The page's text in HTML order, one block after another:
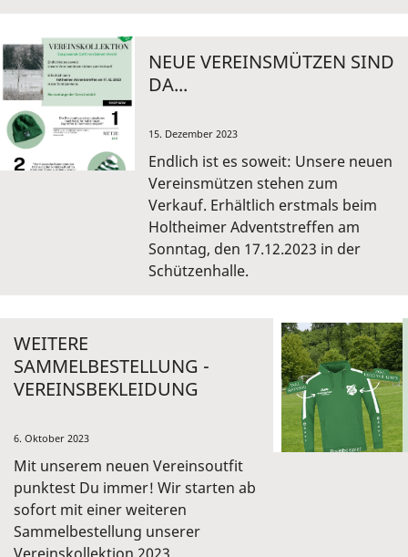
NEUE VEREINSMÜTZEN SIND
DA...
15. Dezember 2023
Endlich ist es soweit: Unsere neuen
Vereinsmützen stehen zum
Verkauf. Erhältlich erstmals beim
Holtheimer Adventstreffen am
Sonntag, den 17.12.2023 in der
Schützenhalle.
WEITERE
SAMMELBESTELLUNG -
VEREINSBEKLEIDUNG
6. Oktober 2023
Mit unserem neuen Vereinsoutfit
punktest Du immer! Wir starten ab
sofort mit einer weiteren
Sammelbestellung unserer